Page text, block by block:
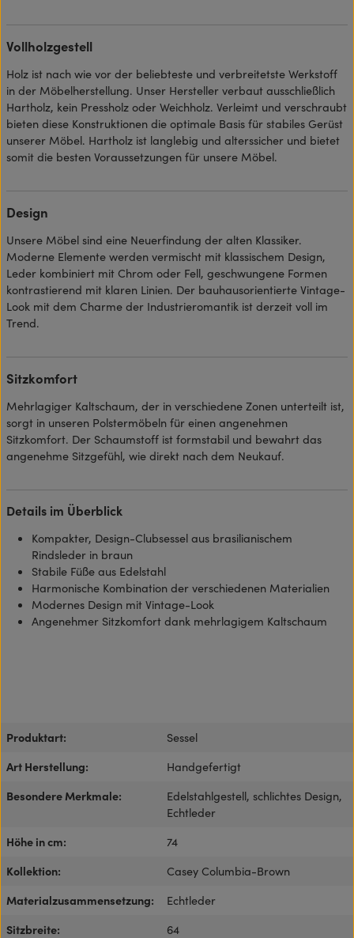
Vollholzgestell
Holz ist nach wie vor der beliebteste und verbreitetste Werkstoff
in der Möbelherstellung. Unser Hersteller verbaut ausschließlich
Hartholz, kein Pressholz oder Weichholz. Verleimt und verschraubt
bieten diese Konstruktionen die optimale Basis für stabiles Gerüst
unserer Möbel. Hartholz ist langlebig und alterssicher und bietet
somit die besten Voraussetzungen für unsere Möbel.
Design
Unsere Möbel sind eine Neuerfindung der alten Klassiker.
Moderne Elemente werden vermischt mit klassischem Design,
Leder kombiniert mit Chrom oder Fell, geschwungene Formen
kontrastierend mit klaren Linien. Der bauhausorientierte Vintage-
Look mit dem Charme der Industrieromantik ist derzeit voll im
Trend.
Sitzkomfort
Mehrlagiger Kaltschaum, der in verschiedene Zonen unterteilt ist,
sorgt in unseren Polstermöbeln für einen angenehmen
Sitzkomfort. Der Schaumstoff ist formstabil und bewahrt das
angenehme Sitzgefühl, wie direkt nach dem Neukauf.
Details im Überblick
Kompakter, Design-Clubsessel aus brasilianischem
Rindsleder in braun
Stabile Füße aus Edelstahl
Harmonische Kombination der verschiedenen Materialien
Modernes Design mit Vintage-Look
Angenehmer Sitzkomfort dank mehrlagigem Kaltschaum
Produktart:
Sessel
Art Herstellung:
Handgefertigt
Besondere Merkmale:
Edelstahlgestell, schlichtes Design,
Echtleder
Höhe in cm:
74
Kollektion:
Casey Columbia-Brown
Materialzusammensetzung:
Echtleder
Sitzbreite:
64